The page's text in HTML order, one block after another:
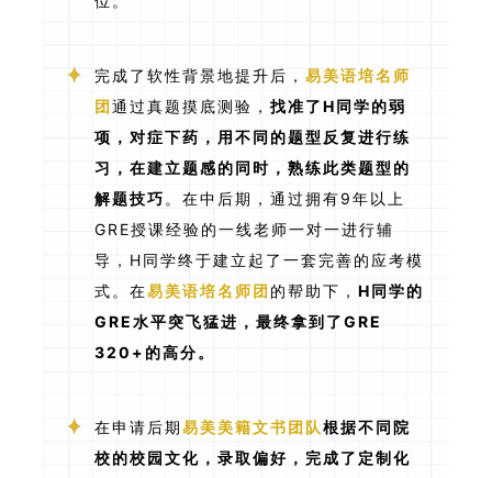
完成了软性背景地提升后，易美语培名师
团通过真题摸底测验，找准了H同学的弱
项，对症下药，用不同的题型反复进行练
习，在建立题感的同时，熟练此类题型的
解题技巧 。在中后期，通过拥有9年以上
GRE授课经验的一线老师一对一进行辅
导，H同学终于建立起了一套完善的应考模
式。在易美语培名师团 的帮助下，H同学的
GRE水平突飞猛进，最终拿到了GRE
320+的高分。
在申请后期易美美籍文书团队根据不同院
校的校园文化，录取偏好，完成了定制化